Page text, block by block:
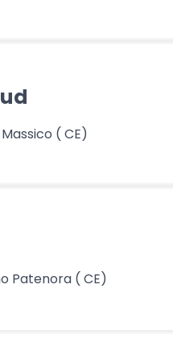
( CE)
Patenora ( CE)